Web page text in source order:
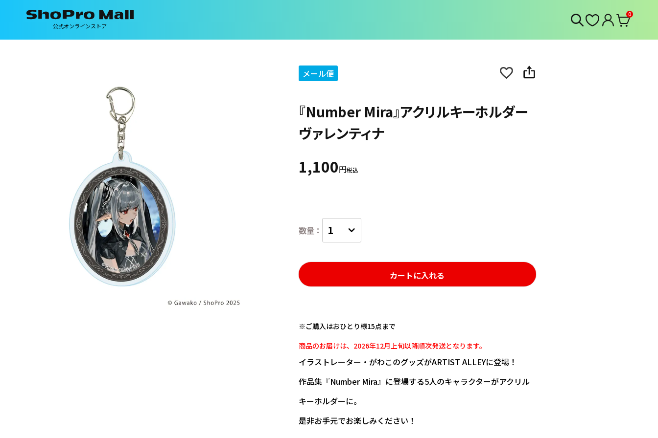
公式オンラインストア
0
メール便
『Number Mira』アクリルキーホルダー
ヴァレンティナ
1,100 税込
カートに入れる
※ご購入はおひとり様15点まで
商品のお届けは、2026年12月上旬以降順次発送となります。
イラストレーター・がわこのグッズがARTIST ALLEYに登場！
作品集『Number Mira』に登場する5人のキャラクターがアクリル
キーホルダーに。
是非お手元でお楽しみください！